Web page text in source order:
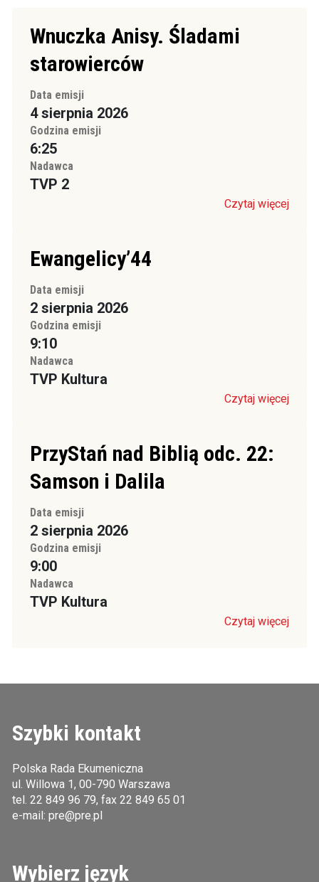
Wnuczka Anisy. Śladami
starowierców
Data emisji
4 sierpnia 2026
Godzina emisji
6:25
Nadawca
TVP 2
Czytaj więcej
Ewangelicy’44
Data emisji
2 sierpnia 2026
Godzina emisji
9:10
Nadawca
TVP Kultura
Czytaj więcej
PrzyStań nad Biblią odc. 22:
Samson i Dalila
Data emisji
2 sierpnia 2026
Godzina emisji
9:00
Nadawca
TVP Kultura
Czytaj więcej
Szybki kontakt
Polska Rada Ekumeniczna
ul. Willowa 1, 00-790 Warszawa
tel. 22 849 96 79, fax 22 849 65 01
e-mail: pre@pre.pl
Wybierz język